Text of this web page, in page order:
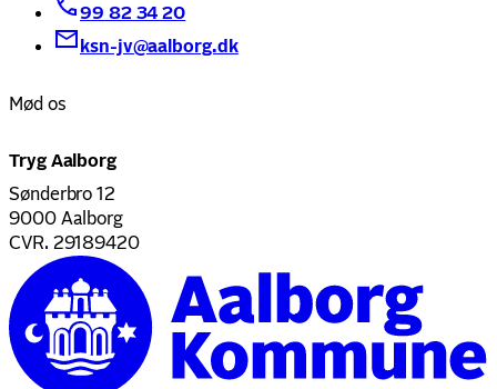
99 82 34 20
ksn-jv@aalborg.dk
Mød os
Tryg Aalborg
Sønderbro 12
9000 Aalborg
CVR. 29189420